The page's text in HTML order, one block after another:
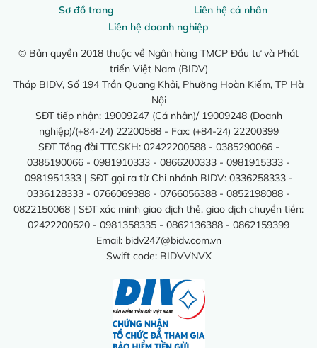
Sơ đồ trang
Liên hệ cá nhân
Liên hệ doanh nghiệp
© Bản quyền 2018 thuộc về Ngân hàng TMCP Đầu tư và Phát
triển Việt Nam (BIDV)
Tháp BIDV, Số 194 Trần Quang Khải, Phường Hoàn Kiếm, TP Hà
Nội
SĐT tiếp nhận: 19009247 (Cá nhân)/ 19009248 (Doanh
nghiệp)/(+84-24) 22200588 - Fax: (+84-24) 22200399
SĐT Tổng đài TTCSKH: 02422200588 - 0385290066 -
0385190066 - 0981910333 - 0866200333 - 0981915333 -
0981951333 | SĐT gọi ra từ Chi nhánh BIDV: 0336258333 -
0336128333 - 0766069388 - 0766056388 - 0852198088 -
0822150068 | SĐT xác minh giao dịch thẻ, giao dịch chuyển tiền:
02422200520 - 0981358335 - 0862136388 - 0862159399
Email: bidv247@bidv.com.vn
Swift code: BIDVVNVX